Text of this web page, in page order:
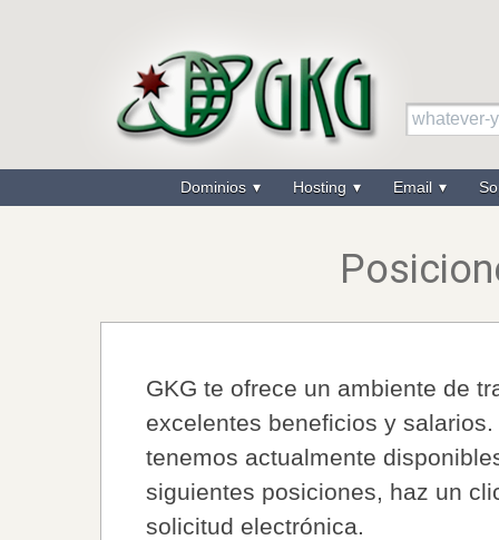
Dominios Hosting Email
GKG te ofrece un ambiente de
excelentes beneficios y
tenemos actualmente
siguientes posiciones, haz un
solicitud electrónica.